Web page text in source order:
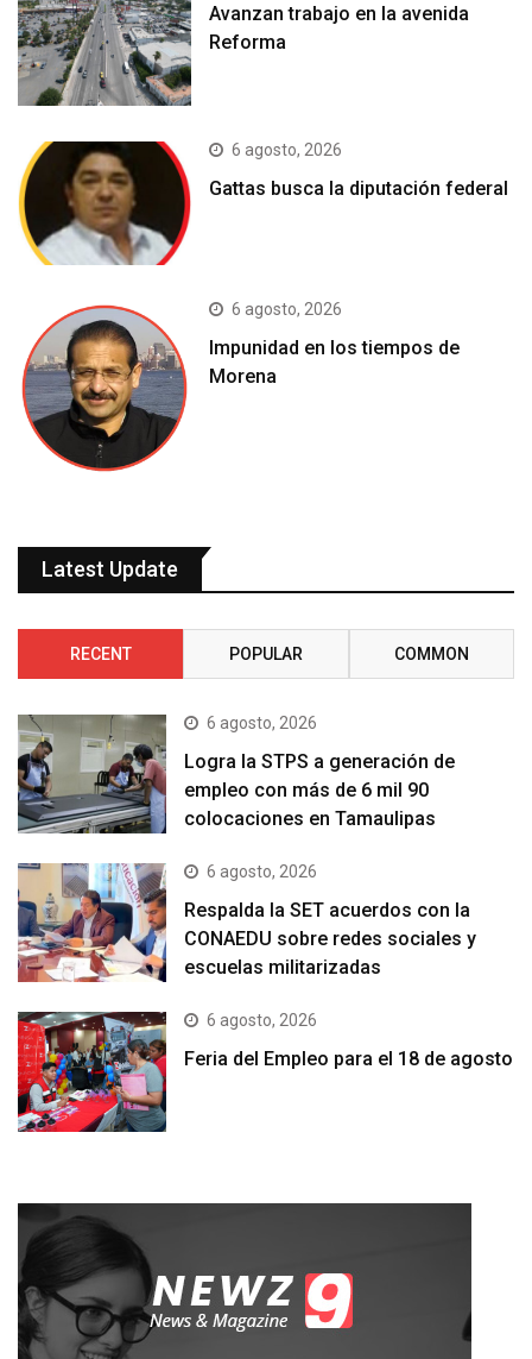
Avanzan trabajo en la avenida
Reforma
6 agosto, 2026
Gattas busca la diputación federal
6 agosto, 2026
Impunidad en los tiempos de
Morena
Latest Update
RECENT POPULAR COMMON
6 agosto, 2026
Logra la STPS a generación de
empleo con más de 6 mil 90
colocaciones en Tamaulipas
6 agosto, 2026
Respalda la SET acuerdos con la
CONAEDU sobre redes sociales y
escuelas militarizadas
6 agosto, 2026
Feria del Empleo para el 18 de agosto